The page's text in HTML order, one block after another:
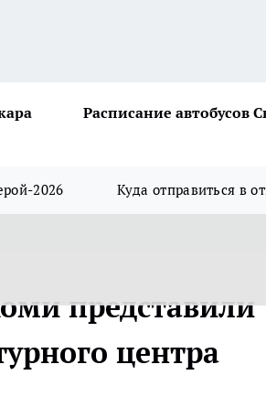
Расписание автобусов
2026 Куда отправиться в
представили
центра